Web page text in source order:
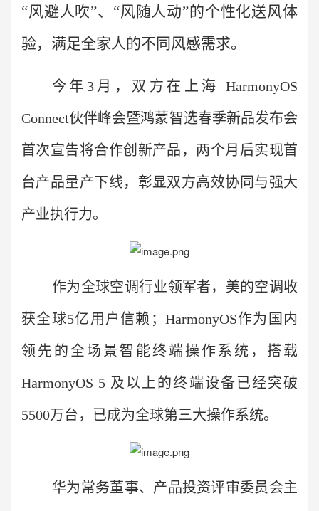
“风避人吹”、“风随人动”的个性化送风体
验，满足全家人的不同风感需求。
今年3月，双方在上海 HarmonyOS
Connect伙伴峰会暨鸿蒙智选春季新品发布会
首次宣告将合作创新产品，两个月后实现首
台产品量产下线，彰显双方高效协同与强大
产业执行力。
作为全球空调行业领军者，美的空调收
获全球5亿用户信赖；HarmonyOS作为国内
领先的全场景智能终端操作系统，搭载
HarmonyOS 5 及以上的终端设备已经突破
5500万台，已成为全球第三大操作系统。
华为常务董事、产品投资评审委员会主